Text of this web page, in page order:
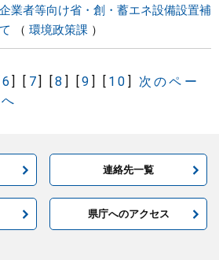
業者等向け省・創・蓄エネ設備設置補
環境政策課
6] [ 7] [8 ] [9 ] [ 10 ]
次のペー
連絡先一覧
県庁へのアクセス